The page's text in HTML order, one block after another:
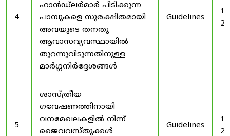
4
ഹാൻഡ്‌ലർമാർ പിടിക്കുന്ന
പാമ്പുകളെ സുരക്ഷിതമായി
അവയുടെ തനതു
ആവാസവ്യവസ്ഥായിൽ
തുറന്നുവിടുന്നതിനുള്ള
മാർഗ്ഗനിർദ്ദേശങ്ങൾ
Guidelines
5
ശാസ്ത്രീയ
ഗവേഷണത്തിനായി
വനമേഖലകളിൽ നിന്ന്
ജൈവവസ്തുക്കൾ
Guidelines